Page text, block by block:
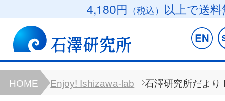
4,180円 （税込） 以上で送
HOME Enjoy! Ishizawa-lab 石澤研究所だより